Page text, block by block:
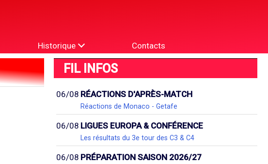
Historique Contacts
FIL INFOS
06/08 RÉACTIONS D'APRÈS-MATCH
Réactions de Monaco - Getafe
06/08 LIGUES EUROPA & CONFÉRENCE
Les résultats du 3e tour des C3 & C4
06/08 PRÉPARATION SAISON 2026/27